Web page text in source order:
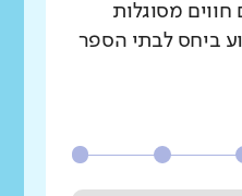
חווים מסוגלות
ביחס לבתי הספר